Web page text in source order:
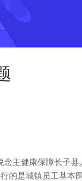
主健康保障长子
的是城镇员工基本